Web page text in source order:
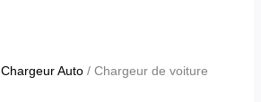
Chargeur Auto/ Chargeur de voiture